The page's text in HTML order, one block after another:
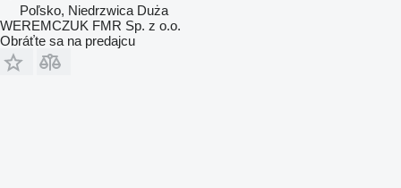
Poľsko, Niedrzwica Duża
WEREMCZUK FMR Sp. z o.o.
Obráťte sa na predajcu